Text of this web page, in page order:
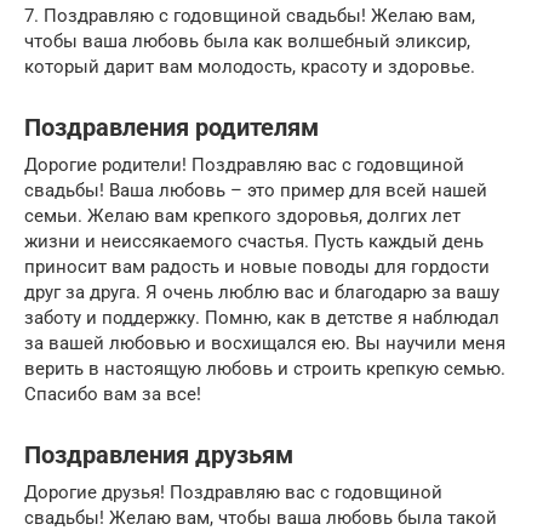
7. Поздравляю с годовщиной свадьбы! Желаю вам,
чтобы ваша любовь была как волшебный эликсир,
который дарит вам молодость, красоту и здоровье.
Поздравления родителям
Дорогие родители! Поздравляю вас с годовщиной
свадьбы! Ваша любовь – это пример для всей нашей
семьи. Желаю вам крепкого здоровья, долгих лет
жизни и неиссякаемого счастья. Пусть каждый день
приносит вам радость и новые поводы для гордости
друг за друга. Я очень люблю вас и благодарю за вашу
заботу и поддержку. Помню, как в детстве я наблюдал
за вашей любовью и восхищался ею. Вы научили меня
верить в настоящую любовь и строить крепкую семью.
Спасибо вам за все!
Поздравления друзьям
Дорогие друзья! Поздравляю вас с годовщиной
свадьбы! Желаю вам, чтобы ваша любовь была такой